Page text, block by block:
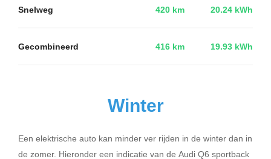
Snelweg 420 km 20.24 kWh
Gecombineerd 416 km 19.93 kWh
Winter
Een elektrische auto kan minder ver rijden in de winter dan in
de zomer. Hieronder een indicatie van de Audi Q6 sportback